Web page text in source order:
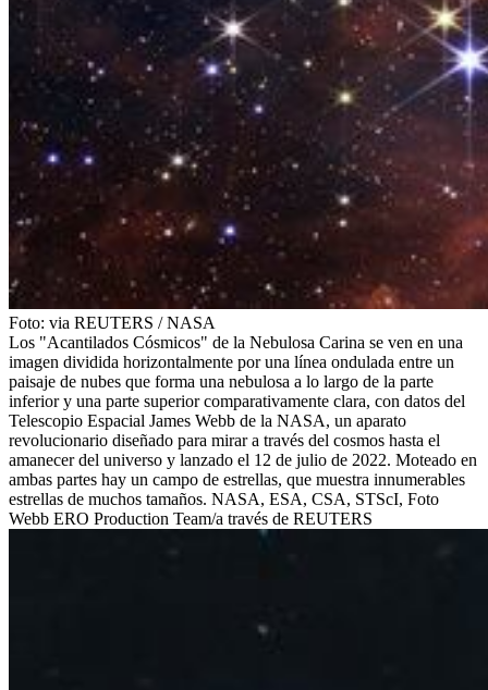
Foto: via REUTERS /NASA
Los "Acantilados Cósmicos" de la Nebulosa Carina se ven en una
imagen dividida horizontalmente por una línea ondulada entre un
paisaje de nubes que forma una nebulosa a lo largo de la parte
inferior y una parte superior comparativamente clara, con datos del
Telescopio Espacial James Webb de la NASA, un aparato
revolucionario diseñado para mirar a través del cosmos hasta el
amanecer del universo y lanzado el 12 de julio de 2022. Moteado en
ambas partes hay un campo de estrellas, que muestra innumerables
estrellas de muchos tamaños. NASA, ESA, CSA, STScI, Foto
Webb ERO Production Team/a través de REUTERS